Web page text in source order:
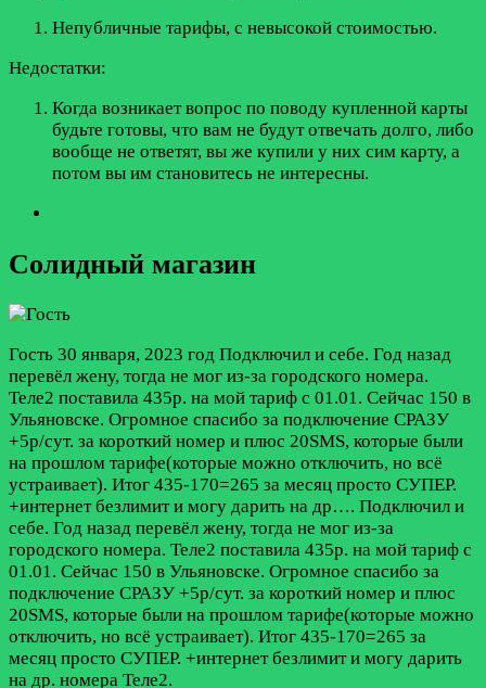
Непубличные тарифы, с невысокой стоимостью.
Недостатки:
Когда возникает вопрос по поводу купленной карты
будьте готовы, что вам не будут отвечать долго, либо
вообще не ответят, вы же купили у них сим карту, а
потом вы им становитесь не интересны.
Солидный магазин
Гость 30 января, 2023 год Подключил и себе. Год назад
перевёл жену, тогда не мог из-за городского номера.
Теле2 поставила 435р. на мой тариф с 01.01. Сейчас 150 в
Ульяновске. Огромное спасибо за подключение СРАЗУ
+5р/сут. за короткий номер и плюс 20SMS, которые были
на прошлом тарифе(которые можно отключить, но всё
устраивает). Итог 435-170=265 за месяц просто СУПЕР.
+интернет безлимит и могу дарить на др…. Подключил и
себе. Год назад перевёл жену, тогда не мог из-за
городского номера. Теле2 поставила 435р. на мой тариф с
01.01. Сейчас 150 в Ульяновске. Огромное спасибо за
подключение СРАЗУ +5р/сут. за короткий номер и плюс
20SMS, которые были на прошлом тарифе(которые можно
отключить, но всё устраивает). Итог 435-170=265 за
месяц просто СУПЕР. +интернет безлимит и могу дарить
на др. номера Теле2.